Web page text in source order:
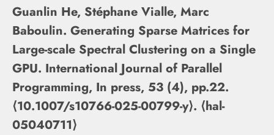
Guanlin He, Stéphane Vialle, Marc
Baboulin. Generating Sparse Matrices for
Large-scale Spectral Clustering on a Single
GPU. International Journal of Parallel
Programming, In press, 53 (4), pp.22.
⟨10.1007/s10766-025-00799-y⟩. ⟨hal-
05040711⟩